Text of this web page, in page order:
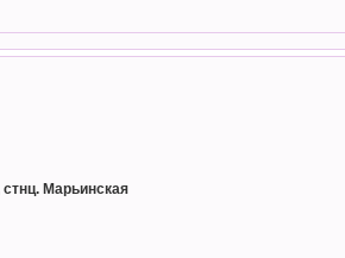
стнц. Марьинская